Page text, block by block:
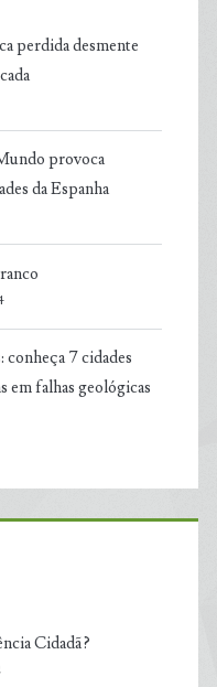
perdida desmente
provoca
da Espanha
7 cidades
em falhas geológicas
Cidadã?